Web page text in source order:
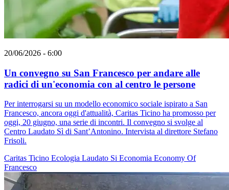
20/06/2026 - 6:00
Un convegno su San Francesco per andare alle
radici di un'economia con al centro le persone
Per interrogarsi su un modello economico sociale ispirato a San
Francesco, ancora oggi d'attualità, Caritas Ticino ha promosso per
oggi, 20 giugno, una serie di incontri. Il convegno si svolge al
Centro Laudato Sì di Sant’Antonino. Intervista al direttore Stefano
Frisoli.
Caritas Ticino Ecologia Laudato Si Economia Economy Of
Francesco